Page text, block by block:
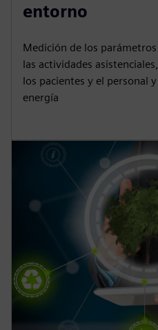
entorno
Medición de los
las actividades
los pacientes y el personal
energía